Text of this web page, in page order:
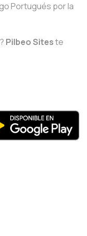
Portugués por la
Pilbeo Siteste